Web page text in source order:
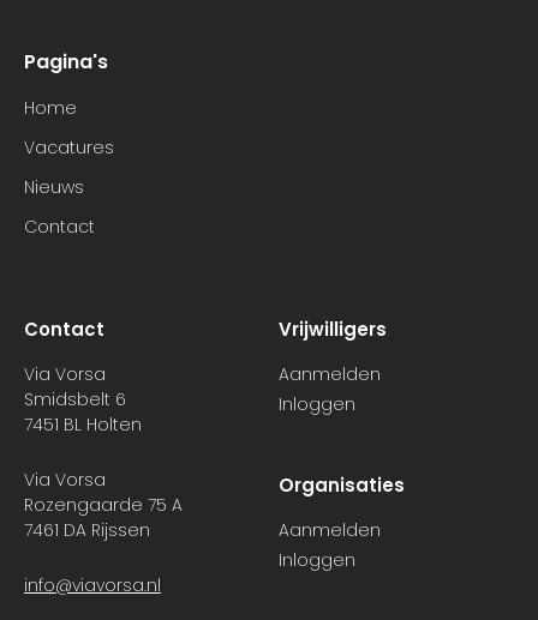
Pagina's
Home
Vacatures
Nieuws
Contact
Contact
Via Vorsa
Smidsbelt 6
7451 BL Holten
Via Vorsa
Rozengaarde 75 A
7461 DA Rijssen
info@viavorsa.nl
Vrijwilligers
Aanmelden
Inloggen
Organisaties
Aanmelden
Inloggen